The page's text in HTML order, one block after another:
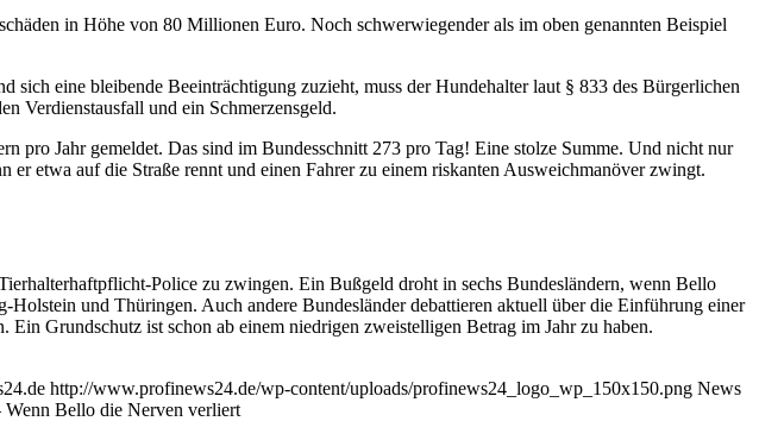
in Höhe von 80 Millionen Euro. Noch schwerwiegender als im oben genannten Beispiel
eine bleibende Beeinträchtigung zuzieht, muss der Hundehalter laut § 833 des Bürgerlichen
Verdienstausfall und ein Schmerzensgeld.
pro Jahr gemeldet. Das sind im Bundesschnitt 273 pro Tag! Eine stolze Summe. Und nicht nur
etwa auf die Straße rennt und einen Fahrer zu einem riskanten Ausweichmanöver zwingt.
Police zu zwingen. Ein Bußgeld droht in sechs Bundesländern, wenn Bello
und Thüringen. Auch andere Bundesländer debattieren aktuell über die Einführung einer
Ein Grundschutz ist schon ab einem niedrigen zweistelligen Betrag im Jahr zu haben.
http://www.profinews24.de/wp-content/uploads/profinews24_logo_wp_150x150.png News
Bello die Nerven verliert